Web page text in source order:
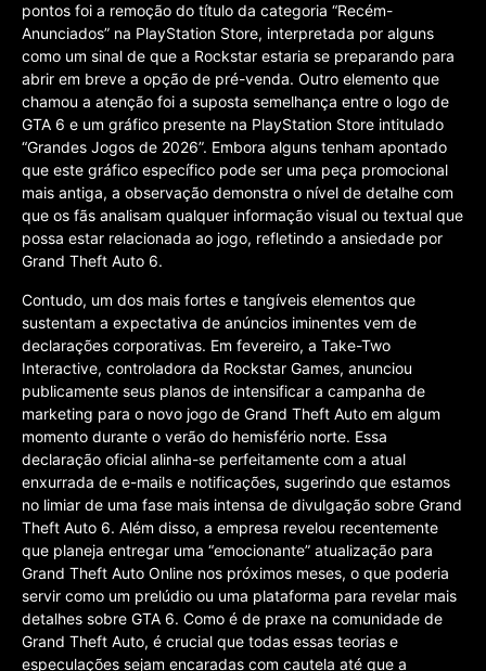
pontos foi a remoção do título da categoria “Recém-
Anunciados” na PlayStation Store, interpretada por alguns
como um sinal de que a Rockstar estaria se preparando para
abrir em breve a opção de pré-venda. Outro elemento que
chamou a atenção foi a suposta semelhança entre o logo de
GTA 6 e um gráfico presente na PlayStation Store intitulado
“Grandes Jogos de 2026”. Embora alguns tenham apontado
que este gráfico específico pode ser uma peça promocional
mais antiga, a observação demonstra o nível de detalhe com
que os fãs analisam qualquer informação visual ou textual que
possa estar relacionada ao jogo, refletindo a ansiedade por
Grand Theft Auto 6.
Contudo, um dos mais fortes e tangíveis elementos que
sustentam a expectativa de anúncios iminentes vem de
declarações corporativas. Em fevereiro, a Take-Two
Interactive, controladora da Rockstar Games, anunciou
publicamente seus planos de intensificar a campanha de
marketing para o novo jogo de Grand Theft Auto em algum
momento durante o verão do hemisfério norte. Essa
declaração oficial alinha-se perfeitamente com a atual
enxurrada de e-mails e notificações, sugerindo que estamos
no limiar de uma fase mais intensa de divulgação sobre Grand
Theft Auto 6. Além disso, a empresa revelou recentemente
que planeja entregar uma “emocionante” atualização para
Grand Theft Auto Online nos próximos meses, o que poderia
servir como um prelúdio ou uma plataforma para revelar mais
detalhes sobre GTA 6. Como é de praxe na comunidade de
Grand Theft Auto, é crucial que todas essas teorias e
especulações sejam encaradas com cautela até que a